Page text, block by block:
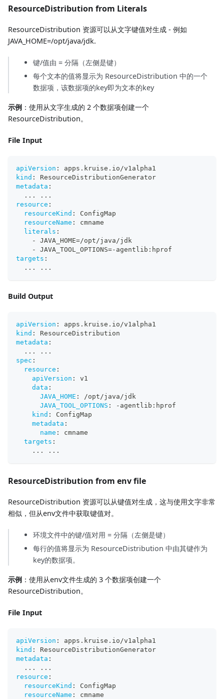
ResourceDistribution from Literals
ResourceDistribution 资源可以从文字键值对生成 - 例如
JAVA_HOME=/opt/java/jdk.
键/值由 = 分隔（左侧是键）
每个文本的值将显示为 ResourceDistribution 中的一个
数据项，该数据项的key即为文本的key
示例 ：使用从文字生成的 2 个数据项创建一个
ResourceDistribution。
File Input
apiVersion :
apps.kruise.io/v1alpha1
kind :
ResourceDistributionGenerator
metadata :
...
...
resource :
resourceKind :
ConfigMap
resourceName :
cmname
literals :
-
JAVA_HOME=/opt/java/jdk
-
JAVA_TOOL_OPTIONS=- agentlib : hprof
targets :
...
...
Build Output
apiVersion :
apps.kruise.io/v1alpha1
kind :
ResourceDistribution
metadata :
...
...
spec :
resource :
apiVersion :
v1
data :
JAVA_HOME :
/opt/java/jdk
JAVA_TOOL_OPTIONS : - agentlib : hprof
kind :
ConfigMap
metadata :
name :
cmname
targets :
...
...
ResourceDistribution from env file
ResourceDistribution 资源可以从键值对生成，这与使用文字非常
相似，但从env文件中获取键值对。
环境文件中的键/值对用 = 分隔（左侧是键）
每行的值将显示为 ResourceDistribution 中由其键作为
key的数据项。
示例 ：使用从env文件生成的 3 个数据项创建一个
ResourceDistribution。
File Input
apiVersion :
apps.kruise.io/v1alpha1
kind :
ResourceDistributionGenerator
metadata :
...
...
resource :
resourceKind :
ConfigMap
resourceName :
cmname